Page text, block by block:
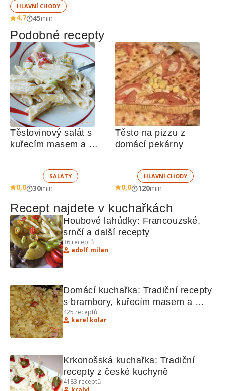
HLAVNÍ CHODY
4,7 45min
Podobné recepty
Těstovinový salát s
kuřecím masem a
SALÁTY
0,0 30min
Těsto na pizzu z
domácí pekárny
HLAVNÍ CHODY
0,0 120min
Recept najdete v kuchařkách
Houbové lahůdky: Francouzské,
srnčí a další recepty
36 receptů
adolf.milan
Domácí kuchařka: Tradiční recepty
s brambory, kuřecím masem a
sýrem
425 receptů
karel kolar
Krkonošská kuchařka: Tradiční
recepty z české kuchyně
4183 receptů